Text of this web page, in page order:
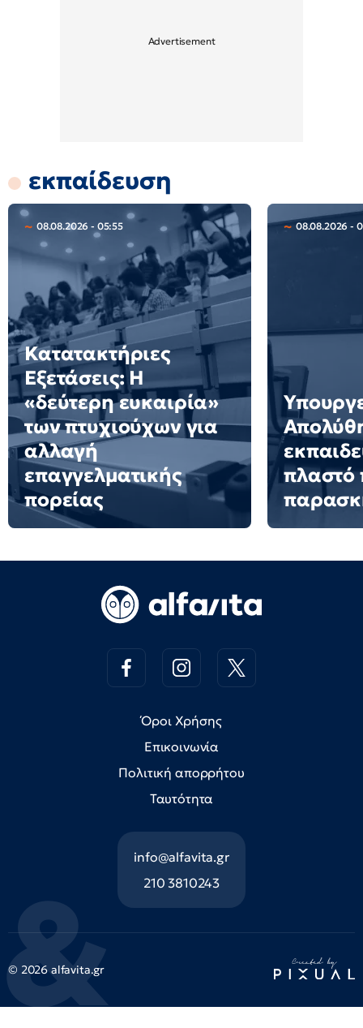
εκπαίδευση
08.08.2026 - 05:55
Κατατακτήριες
Εξετάσεις: Η
«δεύτερη ευκαιρία»
των πτυχιούχων για
αλλαγή
επαγγελματικής
πορείας
08.08.2026 -
πλαστό
Όροι Χρήσης
Επικοινωνία
Πολιτική απορρήτου
Ταυτότητα
info@alfavita.gr
210 3810243
© 2026 alfavita.gr